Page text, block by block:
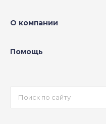
О компании
Помощь